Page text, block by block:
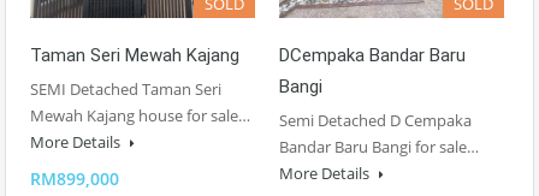
Taman Seri Mewah Kajang
SEMI Detached Taman Seri
Mewah Kajang house for sale…
More Details
RM899,000
DCempaka Bandar Baru
Bangi
Semi Detached D Cempaka
Bandar Baru Bangi for sale…
More Details